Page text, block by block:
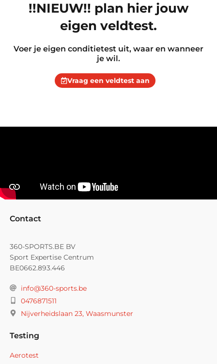
!!NIEUW!! plan hier jouw
eigen veldtest.
Voer je eigen conditietest uit, waar en wanneer
je wil.
Vraag een veldtest aan
Contact
360-SPORTS.BE BV
Sport Expertise Centrum
BE0662.893.446
info@360-sports.be
0476871511
Nijverheidslaan 23, Waasmunster
Testing
Aerotest